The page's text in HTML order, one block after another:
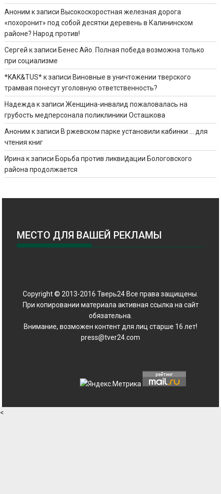
Аноним к записиВысокоскоростная железная дорога
«похоронит» под собой десятки деревень в Калининском
районе? Народ против!
Сергей к записиБенес Айо. Полная победа возможна только
при социализме
*KAK&TUS*к записиВиновные в уничтожении тверского
трамвая понесут уголовную ответственность?
Надежда к записиЖенщина-инвалид пожаловалась на
грубость медперсонала поликлиники Осташкова
Аноним к записиВ ржевском парке установили кабинки … для
чтения книг
Ирина к записиБорьба против ликвидации Бологовского
района продолжается
МЕСТО ДЛЯ ВАШЕЙ РЕКЛАМЫ
Copyright © 2013-2016 Тверь24 Все права защищены.
При копировании материала активная ссылка на сайт
обязательна.
Внимание, возможен контент для лиц старше 16 лет!
press@tver24.com
<